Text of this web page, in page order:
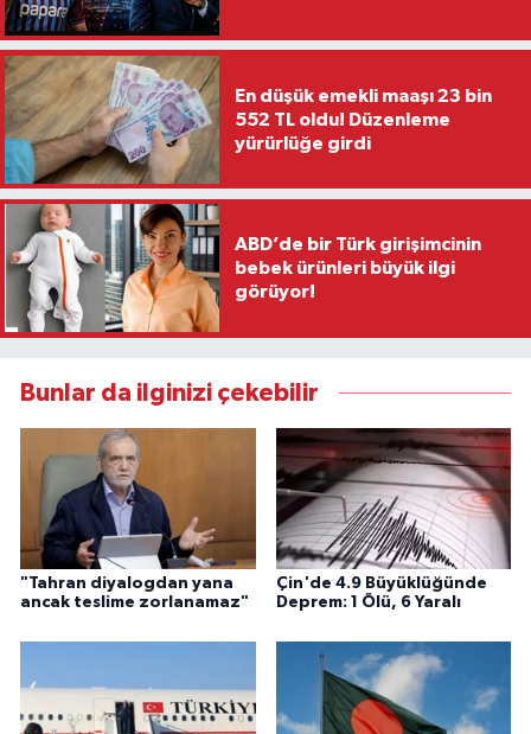
En düşük emekli maaşı 23 bin
552 TL oldu! Düzenleme
yürürlüğe girdi
ABD’de bir Türk girişimcinin
bebek ürünleri büyük ilgi
görüyor!
Bunlar da ilginizi çekebilir
"Tahran diyalogdan yana
ancak teslime zorlanamaz"
Çin'de 4.9 Büyüklüğünde
Deprem: 1 Ölü, 6 Yaralı